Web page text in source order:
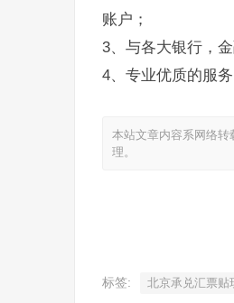
账户；
3、与各大银行，
4、专业优质的服
本站文章内容系网络
理。
标签: 北京承兑汇票贴